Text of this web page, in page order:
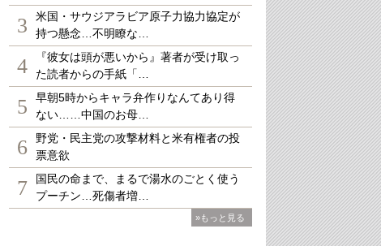
3
米国・サウジアラビア原子力協力協定が
持つ懸念…不明瞭な…
4
『彼女は頭が悪いから』著者が受け取っ
た読者からの手紙「…
5
早朝5時からキャラ弁作りなんてあり得
ない……中国のお母…
6
野党・民主党の攻撃材料と米有権者の投
票意欲
7
国民の命まで、まるで湯水のごとく使う
プーチン…死傷者増…
»もっと見る